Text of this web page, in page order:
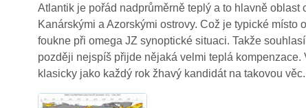
Atlantik je pořád nadprůměrně teplý a to hlavně oblast
Kanárskými a Azorskými ostrovy. Což je typické místo
foukne při omega JZ synoptické situaci. Takže
později nejspíš přijde nějaká velmi teplá kompenzace.
klasicky jako každý rok žhavý kandidát na takovou